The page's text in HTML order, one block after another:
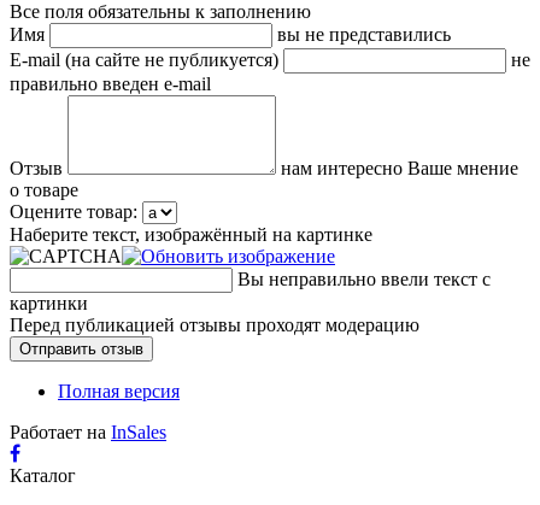
Все поля обязательны к заполнению
Имя
вы не представились
E-mail (на сайте не публикуется)
не
правильно введен e-mail
Отзыв
нам интересно Ваше мнение
о товаре
Оцените товар:
Наберите текст, изображённый на картинке
Вы неправильно ввели текст с
картинки
Перед публикацией отзывы проходят модерацию
Полная версия
Работает на InSales
Каталог